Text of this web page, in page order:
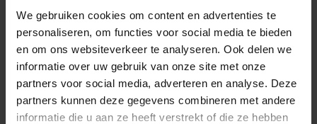
We gebruiken cookies om content en advertenties te
personaliseren, om functies voor social media te bieden
en om ons websiteverkeer te analyseren. Ook delen we
informatie over uw gebruik van onze site met onze
partners voor social media, adverteren en analyse. Deze
partners kunnen deze gegevens combineren met andere
informatie die u aan ze heeft verstrekt of die ze hebben
Neutrik | NP3X | Jack | 6,3mm | profi steker 3-polig nikkel
Neutrik |NP3X
Direct leverbaar
Login voor prijzen